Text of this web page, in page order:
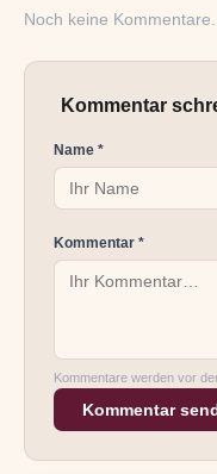
Noch keine
Kommentar
Name *
Kommentar *
Kommentare werden vor
Kommentar